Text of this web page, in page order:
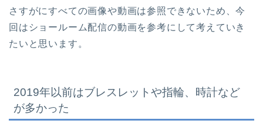
さすがにすべての画像や動画は参照できないため、今
回はショールーム配信の動画を参考にして考えていき
たいと思います。
2019年以前はブレスレットや指輪、時計など
が多かった